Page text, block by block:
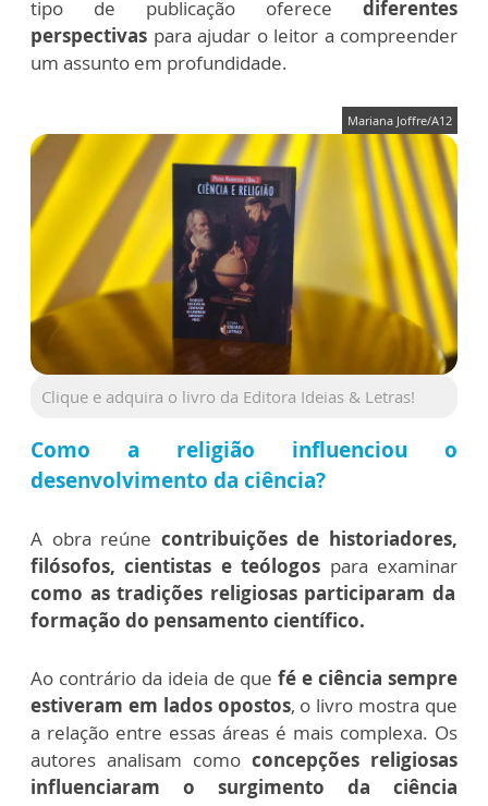
tipo de publicação oferece diferentes
perspectivas para ajudar o leitor a compreender
um assunto em profundidade.
Mariana Joffre/A12
Clique e adquira o livro da Editora Ideias & Letras!
Como a religião influenciou o
desenvolvimento da ciência?
A obra reúne contribuições de historiadores,
filósofos, cientistas e teólogos para examinar
como as tradições religiosas participaram da
formação do pensamento científico.
Ao contrário da ideia de que fé e ciência sempre
estiveram em lados opostos, o livro mostra que
a relação entre essas áreas é mais complexa. Os
autores analisam como concepções religiosas
influenciaram o surgimento da ciência